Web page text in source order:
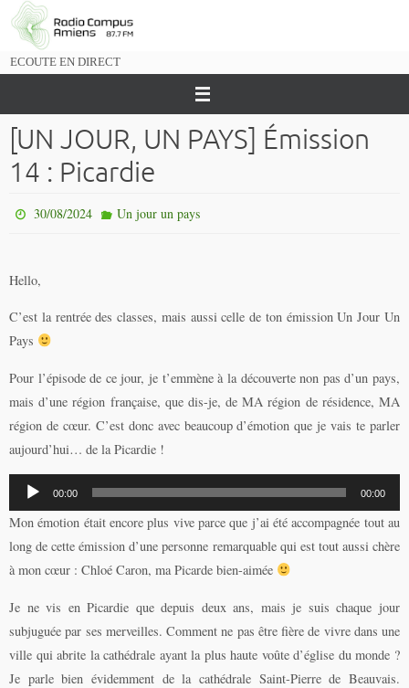
Passer
vers
ECOUTE EN DIRECT
[UN JOUR, UN PAYS] Émission
14 : Picardie
30/08/2024 Un jour un pays
Hello,
C’est la rentrée des classes, mais aussi celle de ton émission Un Jour Un
Pays
Pour l’épisode de ce jour, je t’emmène à la découverte non pas d’un pays,
mais d’une région française, que dis-je, de MA région de résidence, MA
région de cœur. C’est donc avec beaucoup d’émotion que je vais te parler
aujourd’hui… de la Picardie !
Lecteur
audio
00:00 00:00
Mon émotion était encore plus vive parce que j’ai été accompagnée tout au
long de cette émission d’une personne remarquable qui est tout aussi chère
à mon cœur : Chloé Caron, ma Picarde bien-aimée
Je ne vis en Picardie que depuis deux ans, mais je suis chaque jour
subjuguée par ses merveilles. Comment ne pas être fière de vivre dans une
ville qui abrite la cathédrale ayant la plus haute voûte d’église du monde ?
Je parle bien évidemment de la cathédrale Saint-Pierre de Beauvais.